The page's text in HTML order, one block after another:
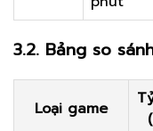
3.2. Bảng so
Loại game